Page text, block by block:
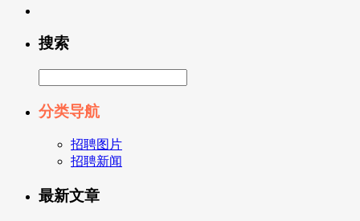
搜索
分类导航
招聘图片
招聘新闻
最新文章